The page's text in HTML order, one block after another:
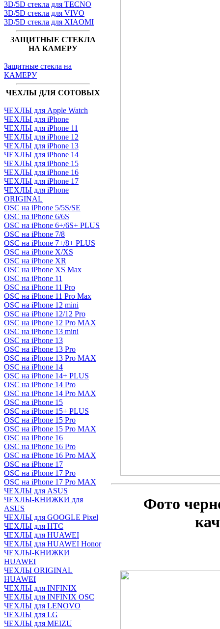
3D/5D стекла для TECNO
3D/5D стекла для VIVO
3D/5D стекла для XIAOMI
ЗАЩИТНЫЕ СТЕКЛА
НА КАМЕРУ
Защитные стекла на
КАМЕРУ
ЧЕХЛЫ ДЛЯ СОТОВЫХ
ЧЕХЛЫ для Apple Watch
ЧЕХЛЫ для iPhone
ЧЕХЛЫ для iPhone 11
ЧЕХЛЫ для iPhone 12
ЧЕХЛЫ для iPhone 13
ЧЕХЛЫ для iPhone 14
ЧЕХЛЫ для iPhone 15
ЧЕХЛЫ для iPhone 16
ЧЕХЛЫ для iPhone 17
ЧЕХЛЫ для iPhone
ORIGINAL
OSC на iPhone 5/5S/SE
OSC на iPhone 6/6S
OSC на iPhone 6+/6S+ PLUS
OSC на iPhone 7/8
OSC на iPhone 7+/8+ PLUS
OSC на iPhone X/XS
OSC на iPhone XR
OSC на iPhone XS Max
OSC на iPhone 11
OSC на iPhone 11 Pro
OSC на iPhone 11 Pro Max
OSC на iPhone 12 mini
OSC на iPhone 12/12 Pro
OSC на iPhone 12 Pro MAX
OSC на iPhone 13 mini
OSC на iPhone 13
OSC на iPhone 13 Pro
OSC на iPhone 13 Pro MAX
OSC на iPhone 14
OSC на iPhone 14+ PLUS
OSC на iPhone 14 Pro
OSC на iPhone 14 Pro MAX
OSC на iPhone 15
OSC на iPhone 15+ PLUS
OSC на iPhone 15 Pro
OSC на iPhone 15 Pro MAX
OSC на iPhone 16
OSC на iPhone 16 Pro
OSC на iPhone 16 Pro MAX
OSC на iPhone 17
OSC на iPhone 17 Pro
OSC на iPhone 17 Pro MAX
ЧЕХЛЫ для ASUS
ЧЕХЛЫ-КНИЖКИ для
ASUS
ЧЕХЛЫ для GOOGLE Pixel
ЧЕХЛЫ для HTC
ЧЕХЛЫ для HUAWEI
ЧЕХЛЫ для HUAWEI Honor
ЧЕХЛЫ-КНИЖКИ
HUAWEI
ЧЕХЛЫ ORIGINAL
HUAWEI
ЧЕХЛЫ для INFINIX
ЧЕХЛЫ для INFINIX OSC
ЧЕХЛЫ для LENOVO
ЧЕХЛЫ для LG
ЧЕХЛЫ для MEIZU
Фото